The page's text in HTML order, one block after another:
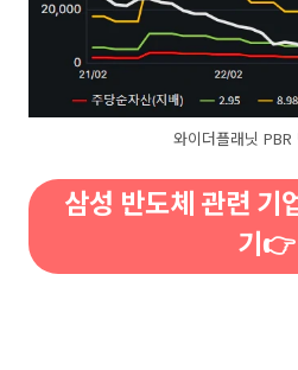
와이더플래닛 PBR
삼성 반도체 관련 기
기👉